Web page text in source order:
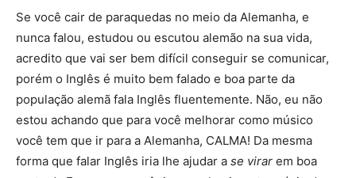
Se você cair de paraquedas no meio da Alemanha, e
nunca falou, estudou ou escutou alemão na sua vida,
acredito que vai ser bem difícil conseguir se comunicar,
porém o Inglês é muito bem falado e boa parte da
população alemã fala Inglês fluentemente. Não, eu não
estou achando que para você melhorar como músico
você tem que ir para a Alemanha, CALMA! Da mesma
forma que falar Inglês iria lhe ajudar a se virar em boa